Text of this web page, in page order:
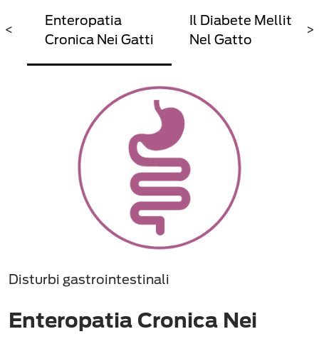
< >
Enteropatia
Cronica Nei Gatti
Il Diabete Mellito
Nel Gatto
Disturbi gastrointestinali
Enteropatia Cronica Nei